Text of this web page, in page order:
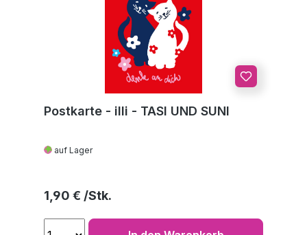
Postkarte - illi - TASI UND SUNI
auf Lager
Regulärer Preis:
1,90 €